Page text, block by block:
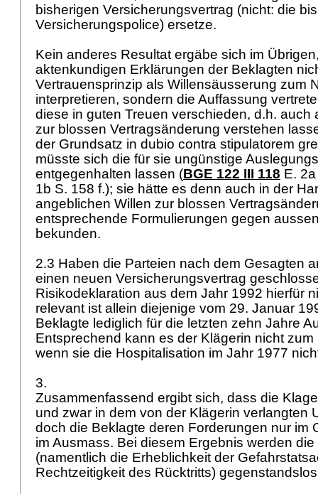
bisherigen Versicherungsvertrag (nicht: die
Versicherungspolice) ersetze.
Kein anderes Resultat ergäbe sich im
aktenkundigen Erklärungen der Beklagten
Vertrauensprinzip als Willensäusserung zum
interpretieren, sondern die Auffassung
diese in guten Treuen verschieden, d.h. auch
zur blossen Vertragsänderung verstehen
der Grundsatz in dubio contra stipulatorem
müsste sich die für sie ungünstige
entgegenhalten lassen (BGE 122 III 118 E.
1b S. 158 f.); sie hätte es denn auch in der
angeblichen Willen zur blossen
entsprechende Formulierungen gegen
bekunden.
2.3 Haben die Parteien nach dem Gesagten
einen neuen Versicherungsvertrag
Risikodeklaration aus dem Jahr 1992 hierfür
relevant ist allein diejenige vom 29. Januar
Beklagte lediglich für die letzten zehn Jahre
Entsprechend kann es der Klägerin nicht
wenn sie die Hospitalisation im Jahr 1977
3.
Zusammenfassend ergibt sich, dass die
und zwar in dem von der Klägerin verlangten
doch die Beklagte deren Forderungen nur im
im Ausmass. Bei diesem Ergebnis werden
(namentlich die Erheblichkeit der
Rechtzeitigkeit des Rücktritts)